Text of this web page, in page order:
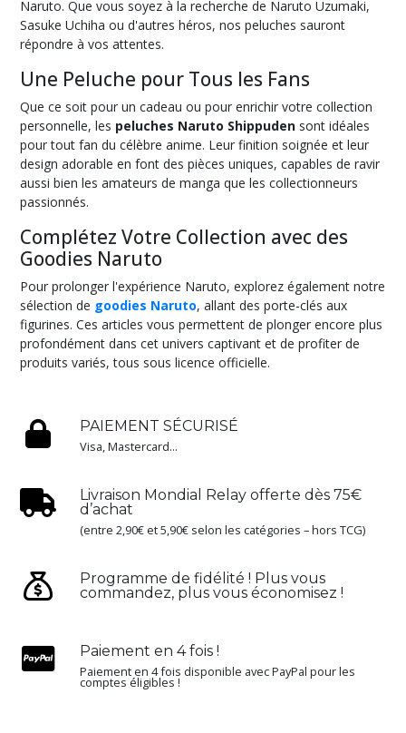
Naruto. Que vous soyez à la recherche de Naruto Uzumaki,
Sasuke Uchiha ou d'autres héros, nos peluches sauront
répondre à vos attentes.
Une Peluche pour Tous les Fans
Que ce soit pour un cadeau ou pour enrichir votre collection
personnelle, les peluches Naruto Shippuden sont idéales
pour tout fan du célèbre anime. Leur finition soignée et leur
design adorable en font des pièces uniques, capables de ravir
aussi bien les amateurs de manga que les collectionneurs
passionnés.
Complétez Votre Collection avec des
Goodies Naruto
Pour prolonger l'expérience Naruto, explorez également notre
sélection de goodies Naruto, allant des porte-clés aux
figurines. Ces articles vous permettent de plonger encore plus
profondément dans cet univers captivant et de profiter de
produits variés, tous sous licence officielle.
PAIEMENT SÉCURISÉ
Visa, Mastercard...
Livraison Mondial Relay offerte dès 75€
d’achat
(entre 2,90€ et 5,90€ selon les catégories – hors TCG)
Programme de fidélité ! Plus vous
commandez, plus vous économisez !
Paiement en 4 fois !
Paiement en 4 fois disponible avec PayPal pour les
comptes éligibles !